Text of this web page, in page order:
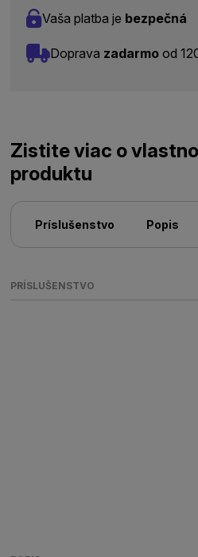
Vaša platba je bezpečná
Doprava zadarmo od
Zistite viac o
produktu
Príslušenstvo Popis
PRÍSLUŠENSTVO